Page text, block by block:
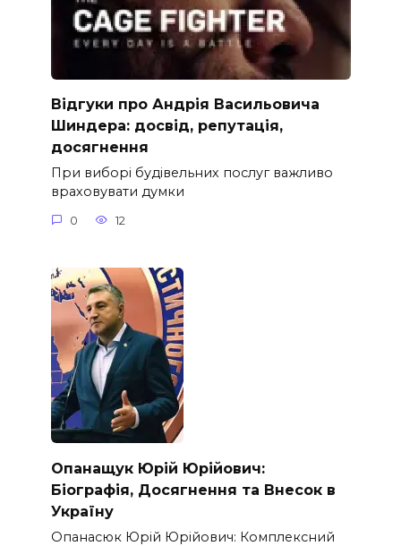
Відгуки про Андрія Васильовича
Шиндера: досвід, репутація,
досягнення
При виборі будівельних послуг важливо
враховувати думки
0 12
Опанащук Юрій Юрійович:
Біографія, Досягнення та Внесок в
Україну
Опанасюк Юрій Юрійович: Комплексний